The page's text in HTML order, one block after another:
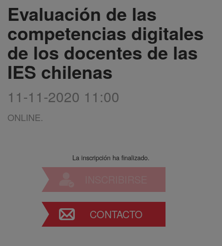
Evaluación de las
competencias digitales
de los docentes de las
IES chilenas
11-11-2020 11:00
ONLINE.
La inscripción ha finalizado.
CONTACTO